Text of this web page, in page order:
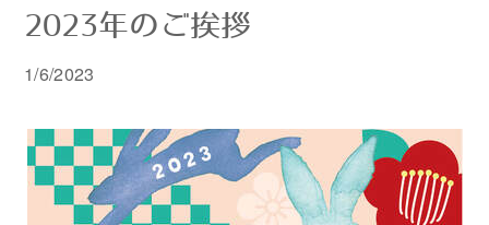
2023年のご挨拶
1/6/2023
彫刻・石材看板
墓 誌